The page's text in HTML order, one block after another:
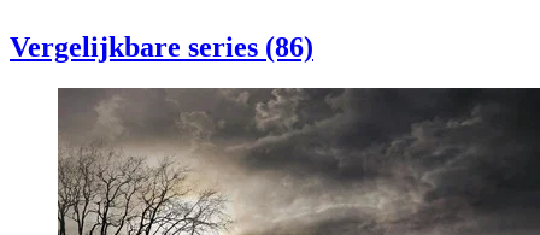
Vergelijkbare series (86)